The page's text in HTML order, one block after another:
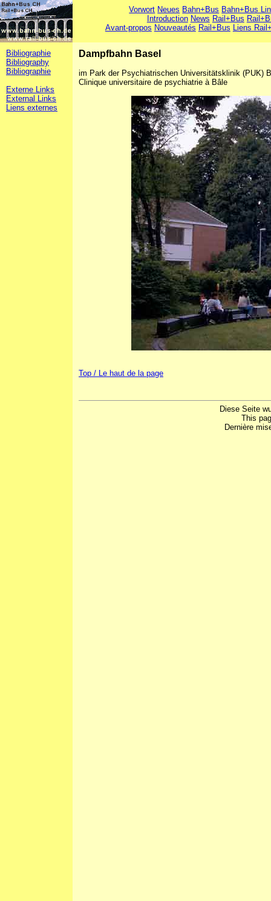
Vorwort Neues Bahn+Bus Bahn+Bus
Introduction News Rail+Bus
Avant-propos Nouveautés Rail+Bus Liens
Bibliographie
Bibliography
Bibliographie
Externe Links
External Links
Liens externes
Dampfbahn Basel
im Park der Psychiatrischen Universitätsklinik (PUK)
Clinique universitaire de psychiatrie à Bâle
Top / Le haut de la page
Diese Seite
This
Dernière